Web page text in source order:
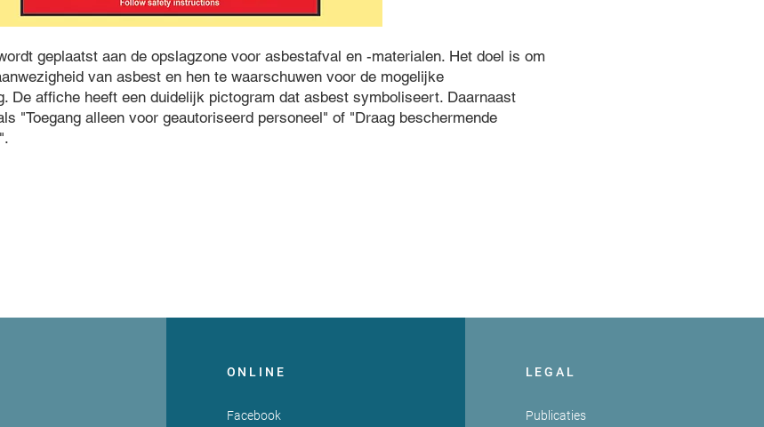
geplaatst aan de opslagzone voor asbestafval en -materialen. Het doel is om
van asbest en hen te waarschuwen voor de mogelijke
De affiche heeft een duidelijk pictogram dat asbest symboliseert. Daarnaast
"Toegang alleen voor geautoriseerd personeel" of "Draag beschermende
ONLINE
Facebook
LEGAL
Publicaties